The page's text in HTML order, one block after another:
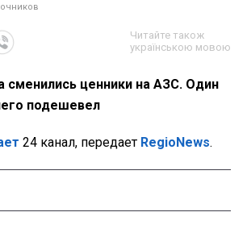
Читайте також
українською мовою
сменились ценники на АЗС. Один
подешевел
24 канал, передает RegioNews.